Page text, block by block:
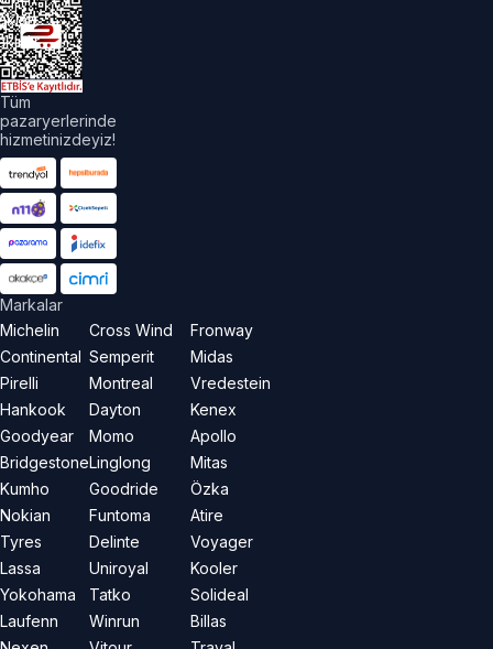
Tüm
pazaryerlerinde
hizmetinizdeyiz!
Markalar
Michelin
Continental
Pirelli
Hankook
Goodyear
Bridgestone
Kumho
Nokian
Tyres
Lassa
Yokohama
Laufenn
Cross Wind
Semperit
Montreal
Dayton
Momo
Linglong
Goodride
Funtoma
Delinte
Uniroyal
Tatko
Winrun
Fronway
Midas
Vredestein
Kenex
Apollo
Mitas
Özka
Atire
Voyager
Kooler
Solideal
Billas